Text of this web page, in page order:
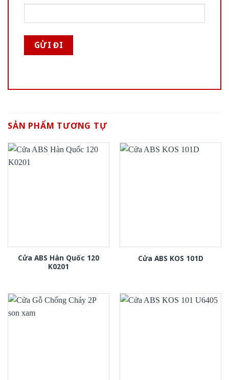
SẢN PHẨM TƯƠNG TỰ
Cửa ABS Hàn Quốc 120
K0201
Cửa ABS KOS 101D